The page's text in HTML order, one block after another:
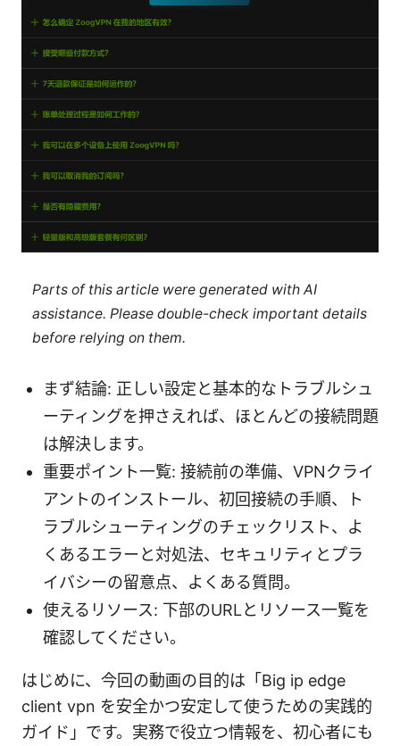
Parts of this article were generated with AI
assistance. Please double-check important details
before relying on them.
まず結論: 正しい設定と基本的なトラブルシュ
ーティングを押さえれば、ほとんどの接続問題
は解決します。
重要ポイント一覧: 接続前の準備、VPNクライ
アントのインストール、初回接続の手順、ト
ラブルシューティングのチェックリスト、よ
くあるエラーと対処法、セキュリティとプラ
イバシーの留意点、よくある質問。
使えるリソース: 下部のURLとリソース一覧を
確認してください。
はじめに、今回の動画の目的は「Big ip edge
client vpn を安全かつ安定して使うための実践的
ガイド」です。実務で役立つ情報を、初心者にも